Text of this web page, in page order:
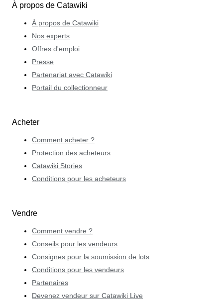
À propos de Catawiki
À propos de Catawiki
Nos experts
Offres d'emploi
Presse
Partenariat avec Catawiki
Portail du collectionneur
Acheter
Comment acheter ?
Protection des acheteurs
Catawiki Stories
Conditions pour les acheteurs
Vendre
Comment vendre ?
Conseils pour les vendeurs
Consignes pour la soumission de lots
Conditions pour les vendeurs
Partenaires
Devenez vendeur sur Catawiki Live